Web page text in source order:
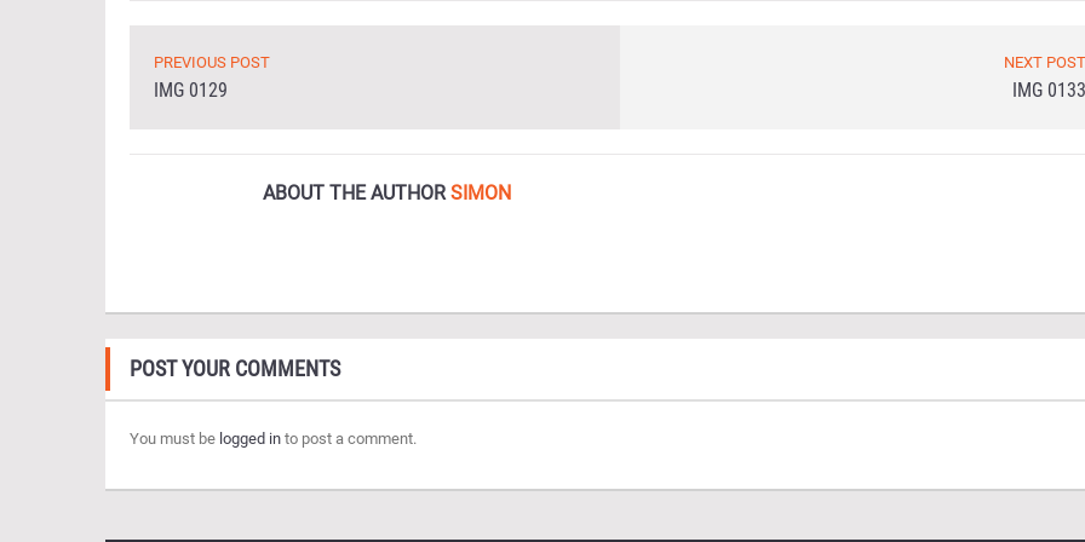
PREVIOUS POST
IMG 0129
NEXT POST
IMG 0133
ABOUT THE AUTHORSIMON
POST YOUR COMMENTS
You must be logged in to post a comment.